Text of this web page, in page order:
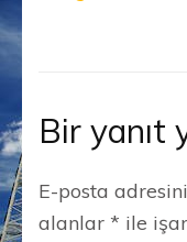
Bir yanıt
E-posta
alanlar * ile